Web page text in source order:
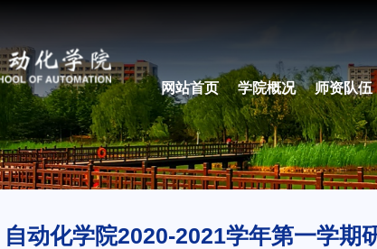
网站首页 学院概况 师资队伍
自动化学院2020-2021学年第一学期